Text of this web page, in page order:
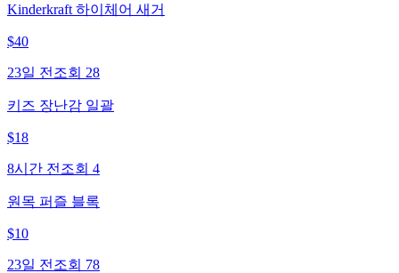
Kinderkraft 하이체어 새거
$40
23일 전 조회 28
키즈 장난감 일괄
$18
8시간 전 조회 4
원목 퍼즐 블록
$10
23일 전 조회 78